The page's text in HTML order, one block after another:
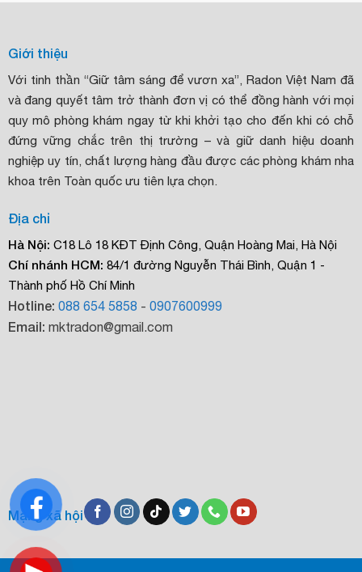
Giới thiệu
Với tinh thần “Giữ tâm sáng để vươn xa”, Radon Việt Nam đã
và đang quyết tâm trở thành đơn vị có thể đồng hành với mọi
quy mô phòng khám ngay từ khi khởi tạo cho đến khi có chỗ
đứng vững chắc trên thị trường – và giữ danh hiệu doanh
nghiệp uy tín, chất lượng hàng đầu được các phòng khám nha
khoa trên Toàn quốc ưu tiên lựa chọn.
Địa chỉ
Hà Nội: C18 Lô 18 KĐT Định Công, Quận Hoàng Mai, Hà Nội
Chí nhánh HCM: 84/1 đường Nguyễn Thái Bình, Quận 1 -
Thành phố Hồ Chí Minh
Hotline: 088 654 5858 - 0907600999
Email: mktradon@gmail.com
Mạng xã hội